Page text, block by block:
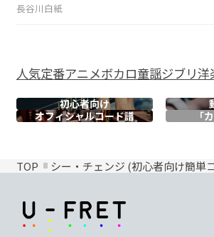
長谷川白紙
人気定番アニメボカロ童謡ジブリ洋
初心者向け
オフィシャルコード譜 「
TOP シー・チェンジ (初心者向け簡単